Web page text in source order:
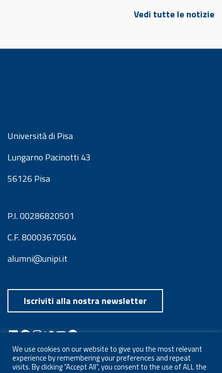
Vedi tutte le notizie
Università di Pisa
Lungarno Pacinotti 43
56126 Pisa
P.I. 00286820501
C.F. 80003670504
alumni@unipi.it
Iscriviti alla nostra newsletter
LinkedIn Facebook InstagramTwitter YouTube Spotify Telegram
We use cookies on our website to give you the most relevant
experience by remembering your preferences and repeat
visits. By clicking “Accept All”, you consent to the use of ALL the